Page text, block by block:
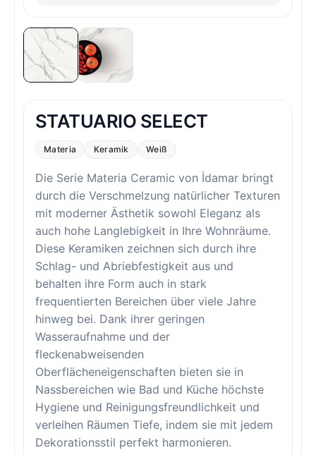
STATUARIO SELECT
Materia Keramik Weiß
Die Serie Materia Ceramic von İdamar bringt
durch die Verschmelzung natürlicher Texturen
mit moderner Ästhetik sowohl Eleganz als
auch hohe Langlebigkeit in Ihre Wohnräume.
Diese Keramiken zeichnen sich durch ihre
Schlag- und Abriebfestigkeit aus und
behalten ihre Form auch in stark
frequentierten Bereichen über viele Jahre
hinweg bei. Dank ihrer geringen
Wasseraufnahme und der
fleckenabweisenden
Oberflächeneigenschaften bieten sie in
Nassbereichen wie Bad und Küche höchste
Hygiene und Reinigungsfreundlichkeit und
verleihen Räumen Tiefe, indem sie mit jedem
Dekorationsstil perfekt harmonieren.